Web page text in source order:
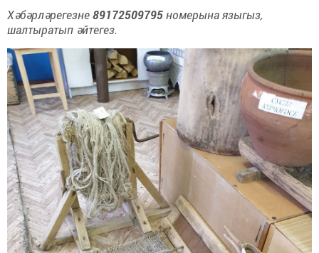
Хәбәрләрегезне89172509795номерына языгыз,
шалтыратып әйтегез.